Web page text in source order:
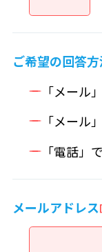
ご希望の回答
「メール
「メール
「電話」
メールアドレス